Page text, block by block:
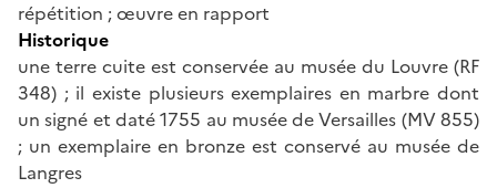
répétition ; œuvre en rapport
Historique
une terre cuite est conservée au musée du Louvre (RF
348) ; il existe plusieurs exemplaires en marbre dont
un signé et daté 1755 au musée de Versailles (MV 855)
; un exemplaire en bronze est conservé au musée de
Langres